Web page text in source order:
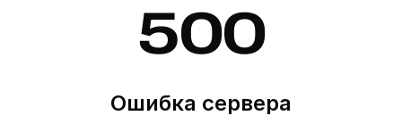
500
Ошибка сервера